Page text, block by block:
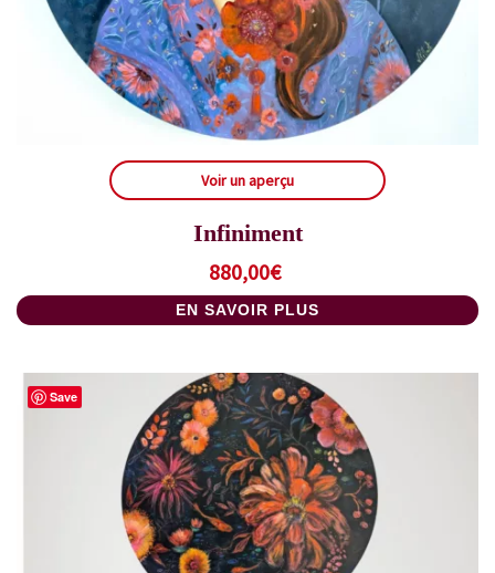
Voir un aperçu
Infiniment
880,00€
EN SAVOIR PLUS
Save